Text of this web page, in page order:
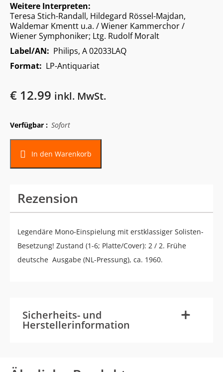
Weitere Interpreten:
Teresa Stich-Randall, Hildegard Rössel-Majdan,
Waldemar Kmentt u.a. / Wiener Kammerchor /
Wiener Symphoniker; Ltg. Rudolf Moralt
Label/AN: Philips, A 02033LAQ
Format: LP-Antiquariat
€ 12.99 inkl. MwSt.
Verfügbar : Sofort
In den Warenkorb
Rezension
Legendäre Mono-Einspielung mit erstklassiger Solisten-
Besetzung! Zustand (1-6; Platte/Cover): 2 / 2. Frühe
deutsche Ausgabe (NL-Pressung), ca. 1960.
Sicherheits- und
Herstellerinformation +
-